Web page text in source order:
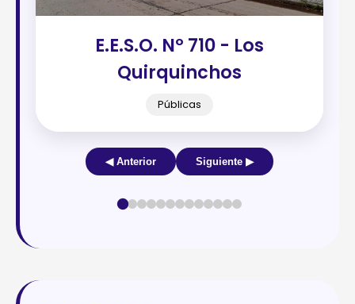
E.E.S.O. Nº 710 - Los
Quirquinchos
Públicas
◀ Anterior Siguiente ▶